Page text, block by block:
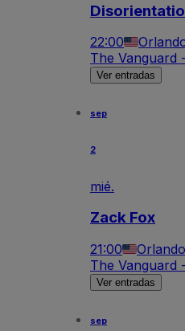
22:00
The Vanguard
Ver entradas
sep
2
mié.
Zack Fox
21:00
The Vanguard
Ver entradas
sep